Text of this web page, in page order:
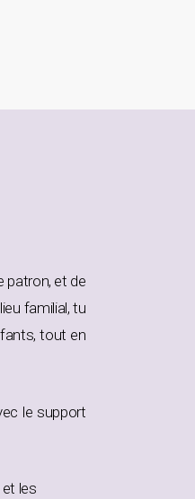
patron, et de
familial, tu
tout en
le support
les